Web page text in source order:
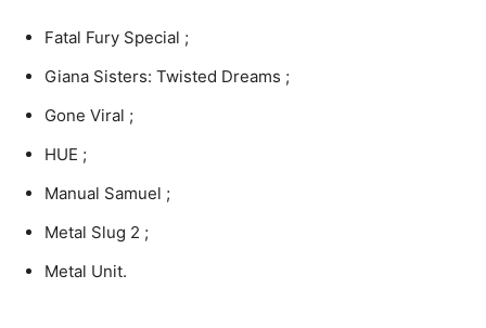
Fatal Fury Special ;
Giana Sisters: Twisted Dreams ;
Gone Viral ;
HUE ;
Manual Samuel ;
Metal Slug 2 ;
Metal Unit.